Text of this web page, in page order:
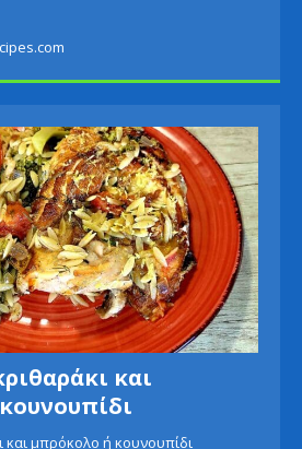
και
και μπρόκολο ή κουνουπίδι